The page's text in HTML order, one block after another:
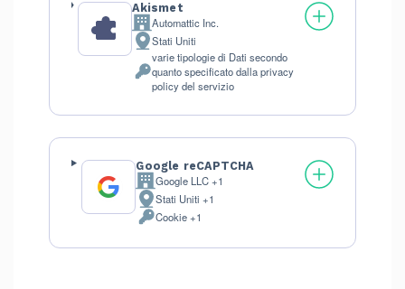
Akismet
Azienda:Automattic Inc.
Luogo
del
trattamento:
Stati Uniti
Dati
Personali
varie tipologie di Dati secondo
quanto specificato dalla privacy
policy del servizio
Google reCAPTCHA
Azienda:Google LLC +1
Luogo
del
Stati Uniti +1
Dati
trattati:
Cookie +1